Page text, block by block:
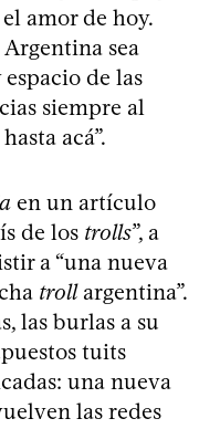
amor de hoy.
sea
de las
siempre al
acá”.
en un artículo
de los trolls”, a
a “una nueva
trollargentina”.
las burlas a su
tuits
una nueva
las redes